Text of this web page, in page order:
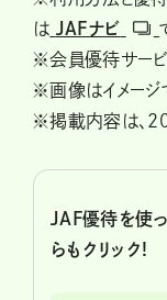
は JAFナビ
※会員優待サービ
※画像はイメージ
※掲載内容は、
JAF優待を使
らもクリック!